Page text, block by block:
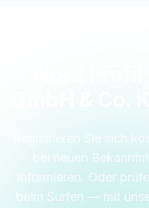
Registrieren Sie sich
bei neuen
informieren. Oder
beim Surfen — mit